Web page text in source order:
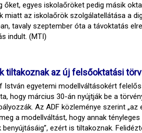
őket, egyes iskolaőröket pedig másik
az iskolaőrök szolgálatellátása a
tavaly szeptember óta a távoktatás
indult. (MTI)
tiltakoznak az új felsőoktatási
István egyetemi modellváltásokért
hogy március 30-án nyújtják be a
Az ADF közleménye szerint
a modellváltást, hogy annak
ezért is tiltakoznak.